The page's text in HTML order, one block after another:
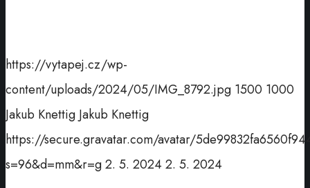
https://vytapej.cz/wp-
content/uploads/2024/05/IMG_8792.jpg 1500 1000
Jakub Knettig Jakub Knettig
https://secure.gravatar.com/avatar/
s=96&d=mm&r=g2. 5. 20242. 5. 2024